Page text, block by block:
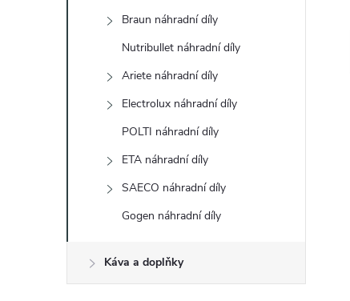
Braun náhradní díly
Nutribullet náhradní díly
Ariete náhradní díly
Electrolux náhradní díly
POLTI náhradní díly
ETA náhradní díly
SAECO náhradní díly
Gogen náhradní díly
Káva a doplňky